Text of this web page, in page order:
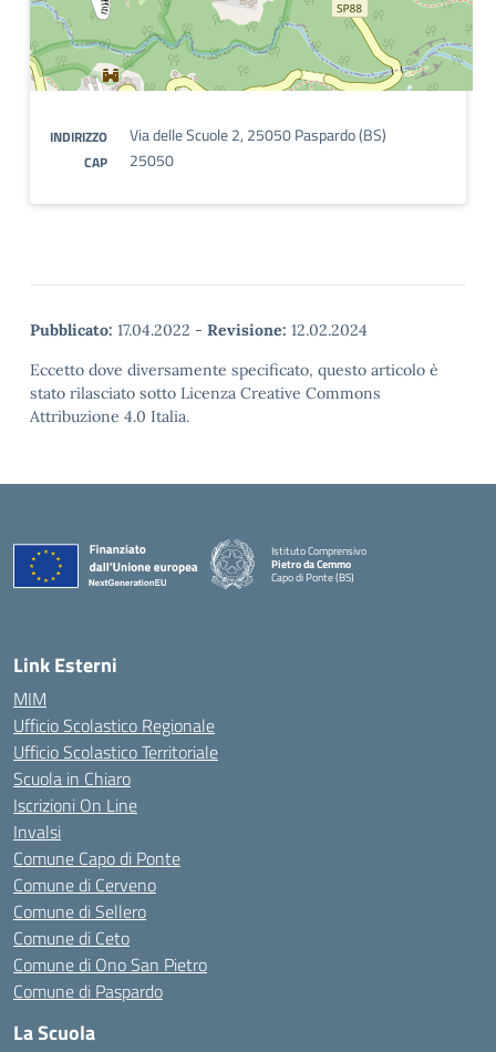
INDIRIZZO Via delle Scuole 2, 25050 Paspardo (BS)
CAP 25050
Pubblicato: 17.04.2022 - Revisione: 12.02.2024
Eccetto dove diversamente specificato, questo articolo è
stato rilasciato sotto Licenza Creative Commons
Attribuzione 4.0 Italia.
Istituto Comprensivo
Pietro da Cemmo
Capo di Ponte (BS)
— Visita la pagina iniziale della scuola
Link Esterni
MIM
Ufficio Scolastico Regionale
Ufficio Scolastico Territoriale
Scuola in Chiaro
Iscrizioni On Line
Invalsi
Comune Capo di Ponte
Comune di Cerveno
Comune di Sellero
Comune di Ceto
Comune di Ono San Pietro
Comune di Paspardo
La Scuola